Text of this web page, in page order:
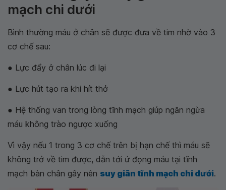
mạch chi dưới
Bình thường máu ở chân sẽ được đưa về tim nhờ vào 3
cơ chế sau:
● Lực đẩy ở chân lúc đi lại
● Lực hút tạo ra khi hít thở
● Hệ thống van trong lòng tĩnh mạch giúp ngăn ngừa
máu không trào ngược xuống
Vì vậy nếu 1 trong 3 cơ chế trên bị hạn chế thì máu sẽ
không trở về tim được, dẫn tới ứ đọng máu tại tĩnh
mạch bàn chân gây nên suy giãn tĩnh mạch chi dưới.